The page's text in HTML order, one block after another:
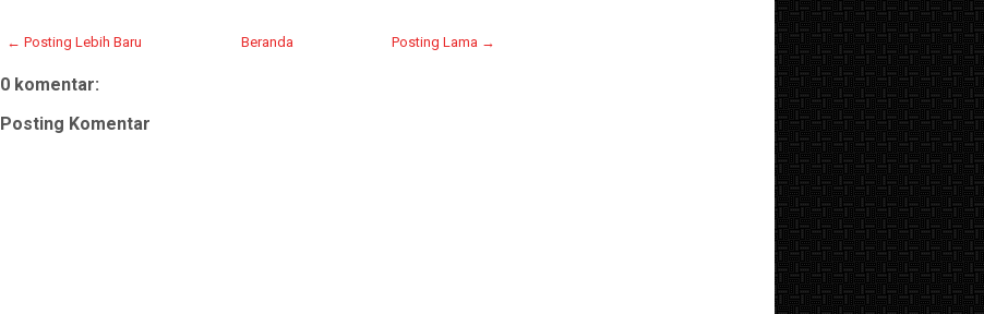
← Posting Lebih Baru Posting Lama →
Beranda
0 komentar:
Posting Komentar